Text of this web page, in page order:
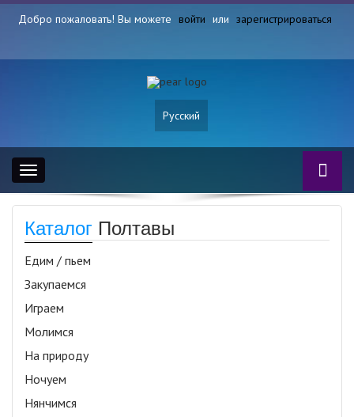
Добро пожаловать! Вы можете войти или зарегистрироваться
Русский
Toggle
navigation
Каталог Полтавы
Едим / пьем
Закупаемся
Играем
Молимся
На природу
Ночуем
Нянчимся